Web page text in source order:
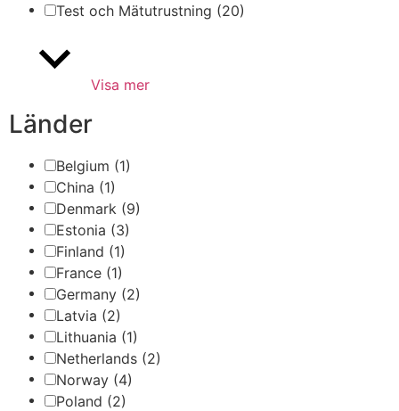
Test och Mätutrustning (20)
Visa mer
Länder
Belgium (1)
China (1)
Denmark (9)
Estonia (3)
Finland (1)
France (1)
Germany (2)
Latvia (2)
Lithuania (1)
Netherlands (2)
Norway (4)
Poland (2)